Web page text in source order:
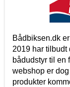
Bådbiksen.dk
2019 har
bådudstyr til en
webshop er
produkter